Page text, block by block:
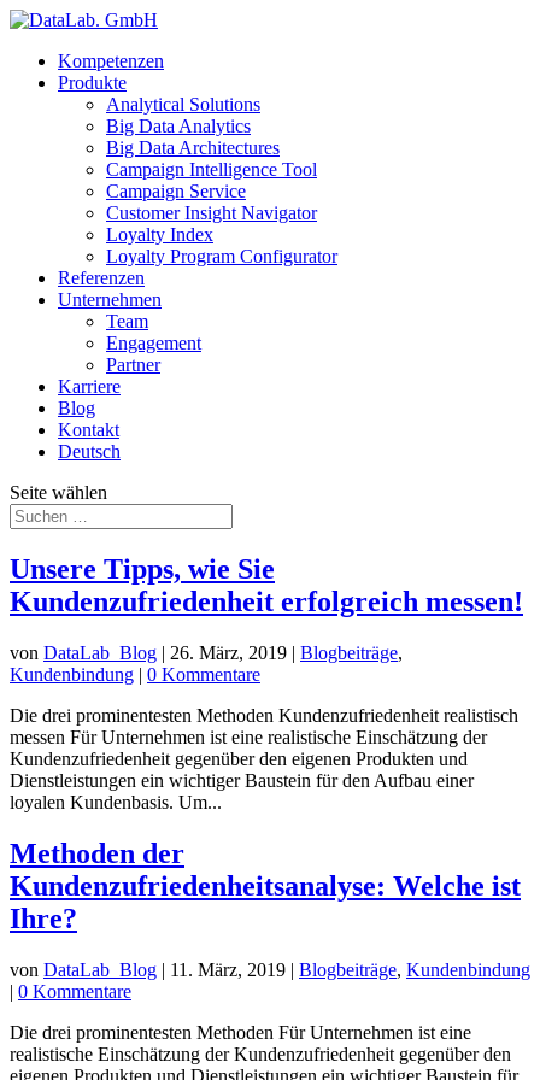
Kompetenzen
Produkte
Analytical Solutions
Big Data Analytics
Big Data Architectures
Campaign Intelligence Tool
Campaign Service
Customer Insight Navigator
Loyalty Index
Loyalty Program Configurator
Referenzen
Unternehmen
Team
Engagement
Partner
Karriere
Blog
Kontakt
Deutsch
Seite wählen
Unsere Tipps, wie Sie
Kundenzufriedenheit erfolgreich messen!
von DataLab_Blog | 26. März, 2019 | Blogbeiträge,
Kundenbindung | 0 Kommentare
Die drei prominentesten Methoden Kundenzufriedenheit realistisch
messen Für Unternehmen ist eine realistische Einschätzung der
Kundenzufriedenheit gegenüber den eigenen Produkten und
Dienstleistungen ein wichtiger Baustein für den Aufbau einer
loyalen Kundenbasis. Um...
Methoden der
Kundenzufriedenheitsanalyse: Welche ist
Ihre?
von DataLab_Blog | 11. März, 2019 | Blogbeiträge, Kundenbindung
| 0 Kommentare
Die drei prominentesten Methoden Für Unternehmen ist eine
realistische Einschätzung der Kundenzufriedenheit gegenüber den
eigenen Produkten und Dienstleistungen ein wichtiger Baustein für